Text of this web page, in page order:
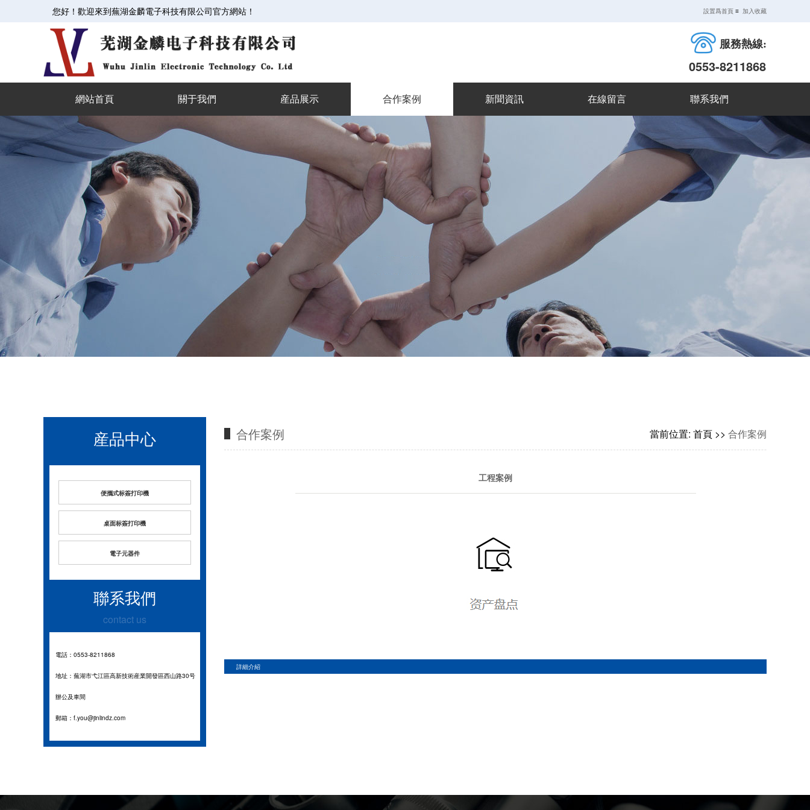
您好！歡迎來到蕪湖金麟電子科技有限公司官方網站！ 設置爲首頁 ≡ 加入收藏
服務熱線:
0553-8211868
網站首頁 關于我們 産品展示 合作案例 新聞資訊 在線留言 聯系我們
産品中心
便攜式标簽打印機
桌面标簽打印機
電子元器件
聯系我們
contact us
電話：0553-8211868
地址：蕪湖市弋江區高新技術産業開發區西山路30号
辦公及車間
郵箱：f.you@jinlindz.com
合作案例 當前位置: 首頁 >> 合作案例
工程案例
詳細介紹